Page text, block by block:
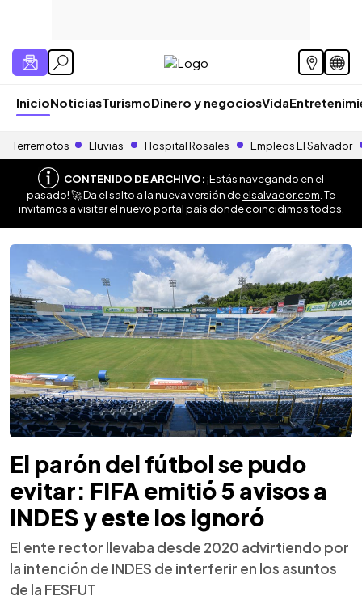
InicioNoticiasTurismoDinero y negociosVida
Terremotos Lluvias Hospital Rosales Empleos El Salvador
CONTENIDO DE ARCHIVO:¡Estás navegando en el
pasado! 🚀 Da el salto a la nueva versión deelsalvador.com . Te
invitamos a visitar el nuevo portal país donde coincidimos todos.
El parón del fútbol se pudo
evitar: FIFA emitió 5 avisos a
INDES y este los ignoró
El ente rector llevaba desde 2020 advirtiendo por
la intención de INDES de interferir en los asuntos
de la FESFUT